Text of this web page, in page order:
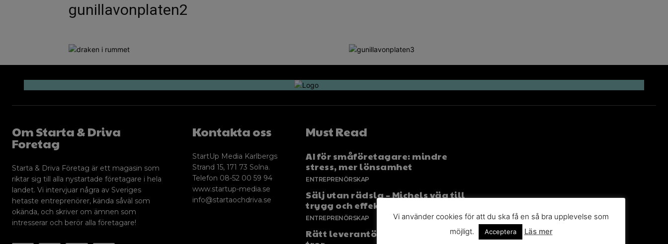
gunillavonplaten2
Om Starta & Driva
Foretag
Starta & Driva Företag är ett magasin som
riktar sig till alla nystartade företagare i hela
landet. Vi intervjuar några av Sveriges
hetaste entreprenörer, kända såväl som
okända, och skriver om ämnen som
intresserar och berör alla företagare!
Kontakta oss
StartUp Media Karlbergs
Strand 15, 171 73 Solna.
Telefon 08-52 00 59 94
www.startup-media.se
info@startaochdriva.se
Must Read
AI för småföretagare: mindre
stress, mer lönsamhet
ENTREPRENÖRSKAP
Sälj utan rädsla – Michels väg till
trygg och effektiv försäljning
ENTREPRENÖRSKAP
Rätt leverantör – viktigare än du
Vi använder cookies för att du ska få en så bra upplevelse som
möjligt.
Acceptera Läs mer